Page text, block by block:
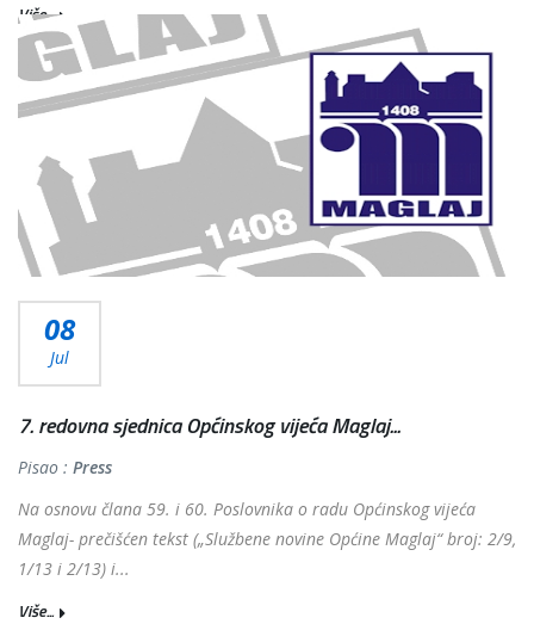
Više...
08
Jul
7. redovna sjednica Općinskog vijeća Maglaj...
Pisao : Press
Na osnovu člana 59. i 60. Poslovnika o radu Općinskog vijeća
Maglaj- prečišćen tekst („Službene novine Općine Maglaj“ broj: 2/9,
1/13 i 2/13) i...
Više...